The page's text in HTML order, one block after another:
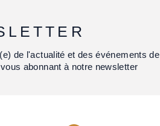
de l'actualité et des événements de
abonnant à notre newsletter